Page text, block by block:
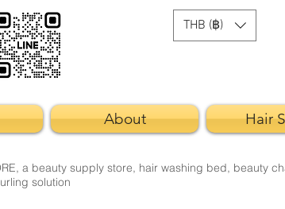
THB (฿)
About Hair
a beauty supply store, hair washing bed, beauty
solution